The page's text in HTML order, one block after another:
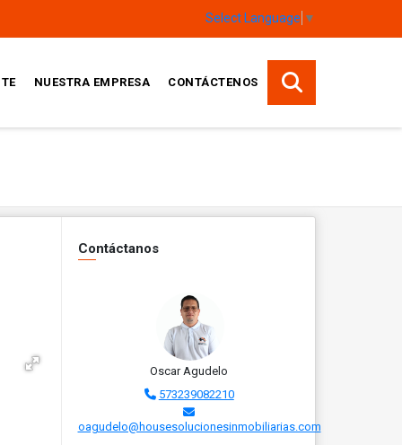
Select Language ▼
NUESTRA EMPRESA CONTÁCTENOS
Contáctanos
Oscar Agudelo
573239082210
oagudelo@housesolucionesinmobiliarias.com